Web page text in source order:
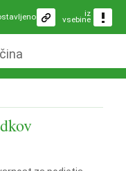
iz
vsebine